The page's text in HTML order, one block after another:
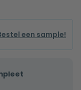
een sample!